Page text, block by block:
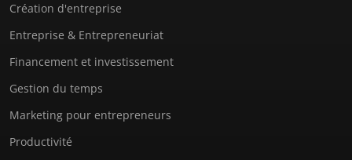
Création d'entreprise
Entreprise & Entrepreneuriat
Financement et investissement
Gestion du temps
Marketing pour entrepreneurs
Productivité